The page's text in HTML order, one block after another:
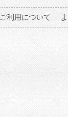
ご利用について